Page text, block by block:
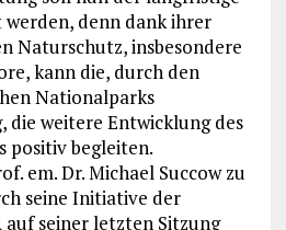
denn dank ihrer
Naturschutz, insbesondere
kann die, durch den
Nationalparks
die weitere Entwicklung des
positiv begleiten.
em. Dr. Michael Succow zu
seine Initiative der
seiner letzten Sitzung